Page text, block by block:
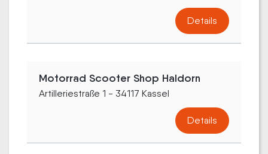
Details
Motorrad Scooter Shop Haldorn
Artilleriestraße 1 - 34117 Kassel
Details